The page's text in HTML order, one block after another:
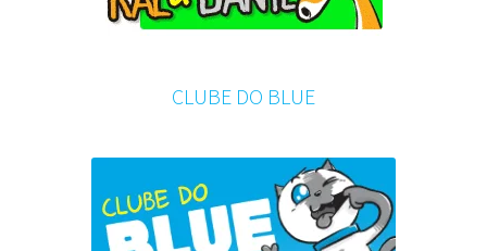
CLUBE DO BLUE